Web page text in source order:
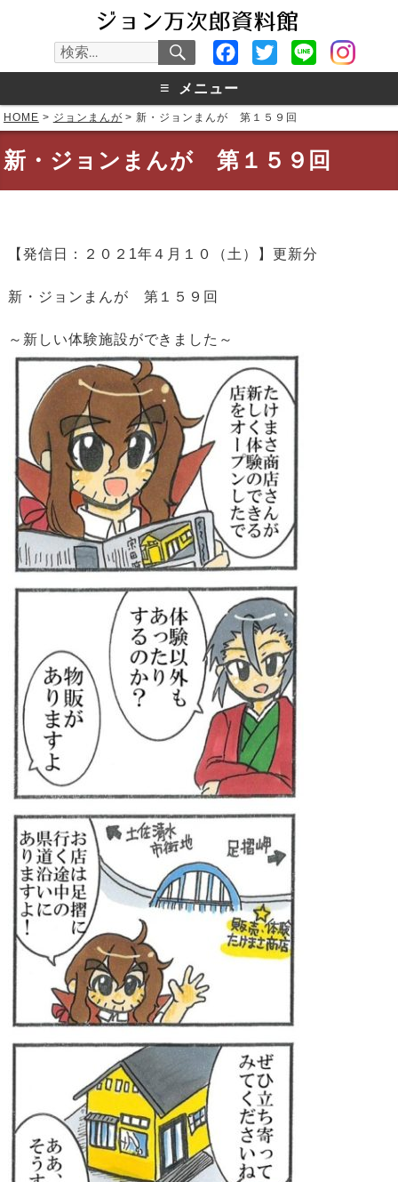
検
索:
検
索
Facebook
Twitter Line
≡ メニュー
HOME > ジョンまんが >新・ジョンまんが 第１５９回
新・ジョンまんが 第１５９回
【発信日：２０２1年４月１０（土）】更新分
新・ジョンまんが 第１５９回
～新しい体験施設ができました～